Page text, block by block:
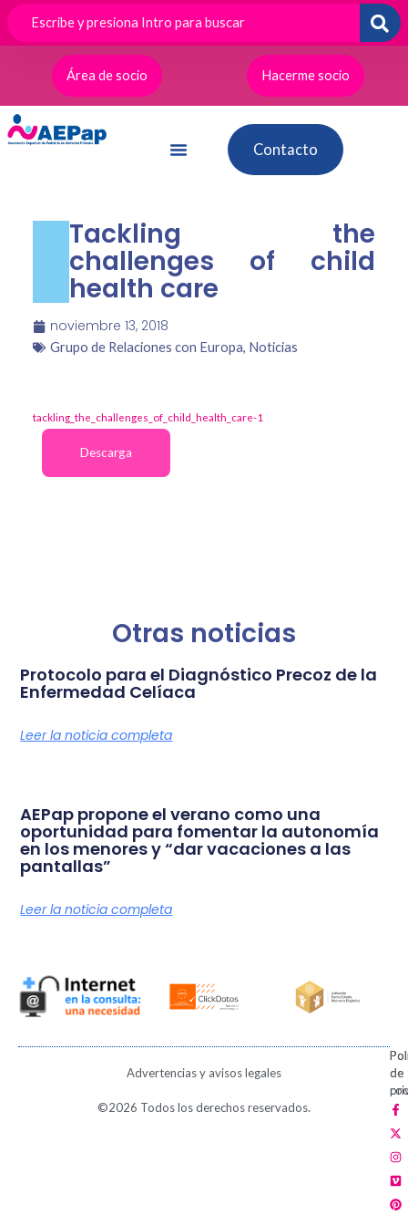
contenido
Área de socio
Hacerme socio
Contacto
Tackling the
challenges of child
health care
noviembre 13, 2018
Grupo de Relaciones con Europa, Noticias
tackling_the_challenges_of_child_health_care-1
Descarga
Otras noticias
Protocolo para el Diagnóstico Precoz de la
Enfermedad Celíaca
Leer la noticia completa
AEPap propone el verano como una
oportunidad para fomentar la autonomía
en los menores y “dar vacaciones a las
pantallas”
Leer la noticia completa
Advertencias y avisos legales
de
de
©2026 Todos los derechos reservados.
F
a
c
e
b
o
o
k
-
f
X
-
t
w
i
t
t
e
r
I
n
s
t
a
g
r
a
m
V
i
m
e
o
P
i
n
t
e
r
e
s
t